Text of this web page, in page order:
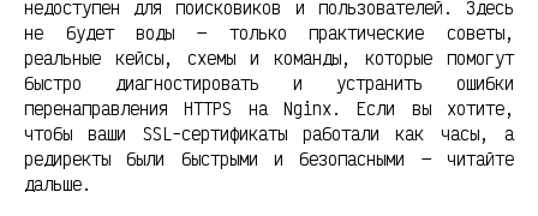
недоступен для поисковиков и пользователей. Здесь
не будет воды — только практические советы,
реальные кейсы, схемы и команды, которые помогут
быстро диагностировать и устранить ошибки
перенаправления HTTPS на Nginx. Если вы хотите,
чтобы ваши SSL-сертификаты работали как часы, а
редиректы были быстрыми и безопасными — читайте
дальше.